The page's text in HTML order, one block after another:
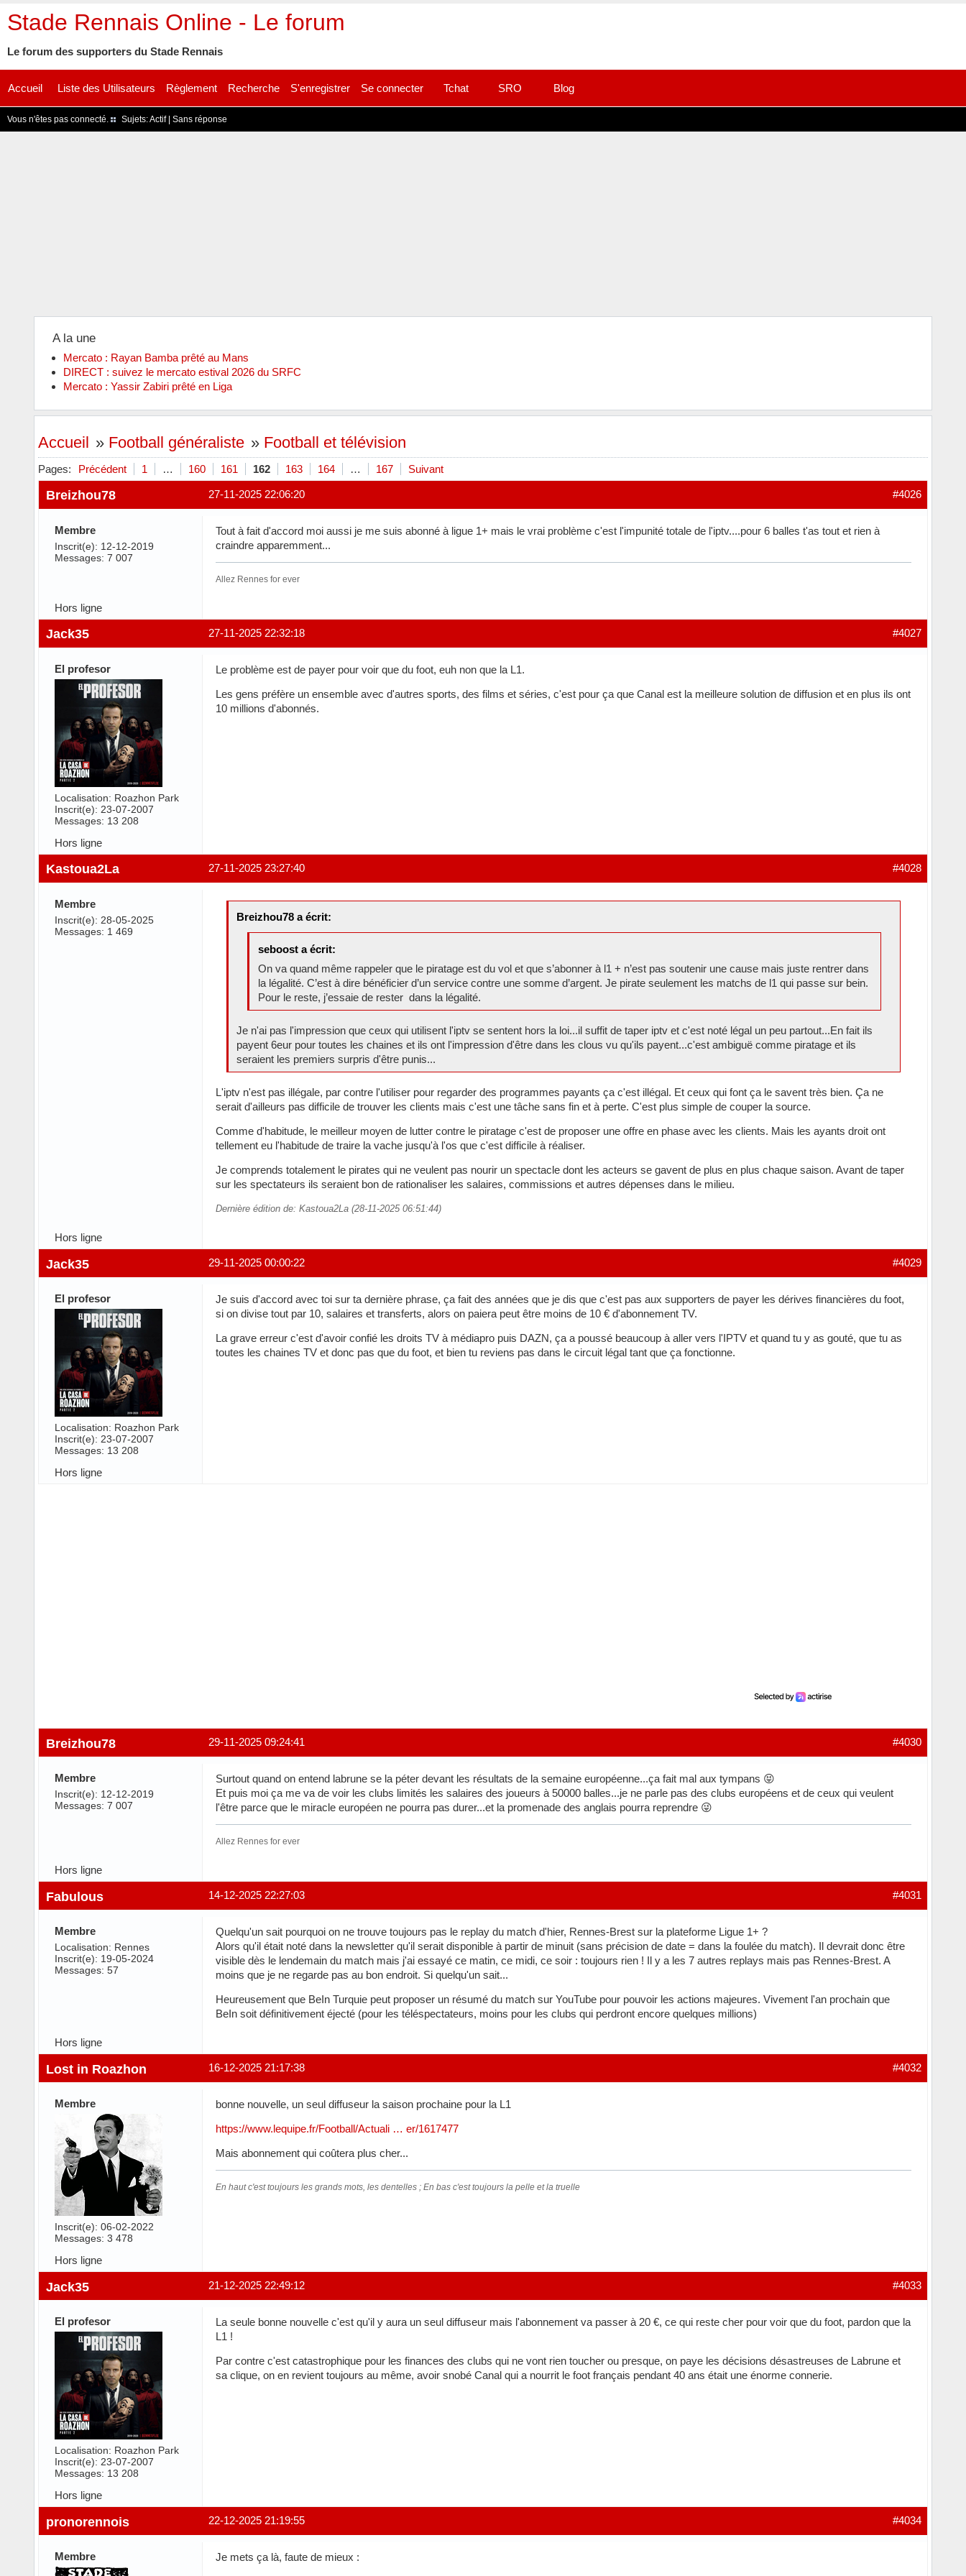
Stade Rennais Online - Le forum
Le forum des supporters du Stade Rennais
Accueil Liste des Utilisateurs Règlement Recherche S'enregistrer Se connecter Tchat SRO Blog
Vous n'êtes pas connecté. Sujets:Actif| Sans réponse
A la une
Mercato : Rayan Bamba prêté au Mans
DIRECT : suivez le mercato estival 2026 du SRFC
Mercato : Yassir Zabiri prêté en Liga
Accueil » Football généraliste » Football et télévision
Pages: Précédent 1 … 160 161 162 163 164 … 167 Suivant
#4026
27-11-2025 22:06:20
Breizhou78
Membre
Inscrit(e): 12-12-2019
Messages: 7 007
Tout à fait d'accord moi aussi je me suis abonné à ligue 1+ mais le vrai problème c'est l'impunité totale de l'iptv....pour 6 balles t'as tout et rien à
craindre apparemment...
Allez Rennes for ever
Hors ligne
#4027
27-11-2025 22:32:18
Jack35
El profesor
Localisation: Roazhon Park
Inscrit(e): 23-07-2007
Messages: 13 208
Le problème est de payer pour voir que du foot, euh non que la L1.
Les gens préfère un ensemble avec d'autres sports, des films et séries, c'est pour ça que Canal est la meilleure solution de diffusion et en plus ils ont
10 millions d'abonnés.
Hors ligne
#4028
27-11-2025 23:27:40
Kastoua2La
Membre
Inscrit(e): 28-05-2025
Messages: 1 469
Breizhou78 a écrit:
seboost a écrit:
On va quand même rappeler que le piratage est du vol et que s’abonner à l1 + n’est pas soutenir une cause mais juste rentrer dans
la légalité. C’est à dire bénéficier d’un service contre une somme d’argent. Je pirate seulement les matchs de l1 qui passe sur bein.
Pour le reste, j’essaie de rester dans la légalité.
Je n'ai pas l'impression que ceux qui utilisent l'iptv se sentent hors la loi...il suffit de taper iptv et c'est noté légal un peu partout...En fait ils
payent 6eur pour toutes les chaines et ils ont l'impression d'être dans les clous vu qu'ils payent...c'est ambiguë comme piratage et ils
seraient les premiers surpris d'être punis...
L'iptv n'est pas illégale, par contre l'utiliser pour regarder des programmes payants ça c'est illégal. Et ceux qui font ça le savent très bien. Ça ne
serait d'ailleurs pas difficile de trouver les clients mais c'est une tâche sans fin et à perte. C'est plus simple de couper la source.
Comme d'habitude, le meilleur moyen de lutter contre le piratage c'est de proposer une offre en phase avec les clients. Mais les ayants droit ont
tellement eu l'habitude de traire la vache jusqu'à l'os que c'est difficile à réaliser.
Je comprends totalement le pirates qui ne veulent pas nourir un spectacle dont les acteurs se gavent de plus en plus chaque saison. Avant de taper
sur les spectateurs ils seraient bon de rationaliser les salaires, commissions et autres dépenses dans le milieu.
Dernière édition de: Kastoua2La (28-11-2025 06:51:44)
Hors ligne
#4029
29-11-2025 00:00:22
Jack35
El profesor
Localisation: Roazhon Park
Inscrit(e): 23-07-2007
Messages: 13 208
Je suis d'accord avec toi sur ta dernière phrase, ça fait des années que je dis que c'est pas aux supporters de payer les dérives financières du foot,
si on divise tout par 10, salaires et transferts, alors on paiera peut être moins de 10 € d'abonnement TV.
La grave erreur c'est d'avoir confié les droits TV à médiapro puis DAZN, ça a poussé beaucoup à aller vers l'IPTV et quand tu y as gouté, que tu as
toutes les chaines TV et donc pas que du foot, et bien tu reviens pas dans le circuit légal tant que ça fonctionne.
Hors ligne
#4030
29-11-2025 09:24:41
Breizhou78
Membre
Inscrit(e): 12-12-2019
Messages: 7 007
Surtout quand on entend labrune se la péter devant les résultats de la semaine européenne...ça fait mal aux tympans 😝
Et puis moi ça me va de voir les clubs limités les salaires des joueurs à 50000 balles...je ne parle pas des clubs européens et de ceux qui veulent
l'être parce que le miracle européen ne pourra pas durer...et la promenade des anglais pourra reprendre 😜
Allez Rennes for ever
Hors ligne
#4031
14-12-2025 22:27:03
Fabulous
Membre
Localisation: Rennes
Inscrit(e): 19-05-2024
Messages: 57
Quelqu'un sait pourquoi on ne trouve toujours pas le replay du match d'hier, Rennes-Brest sur la plateforme Ligue 1+ ?
Alors qu'il était noté dans la newsletter qu'il serait disponible à partir de minuit (sans précision de date = dans la foulée du match). Il devrait donc être
visible dès le lendemain du match mais j'ai essayé ce matin, ce midi, ce soir : toujours rien ! Il y a les 7 autres replays mais pas Rennes-Brest. A
moins que je ne regarde pas au bon endroit. Si quelqu'un sait...
Heureusement que BeIn Turquie peut proposer un résumé du match sur YouTube pour pouvoir les actions majeures. Vivement l'an prochain que
BeIn soit définitivement éjecté (pour les téléspectateurs, moins pour les clubs qui perdront encore quelques millions)
Hors ligne
#4032
16-12-2025 21:17:38
Lost in Roazhon
Membre
Inscrit(e): 06-02-2022
Messages: 3 478
bonne nouvelle, un seul diffuseur la saison prochaine pour la L1
https://www.lequipe.fr/Football/Actuali … er/1617477
Mais abonnement qui coûtera plus cher...
En haut c'est toujours les grands mots, les dentelles ; En bas c'est toujours la pelle et la truelle
Hors ligne
#4033
21-12-2025 22:49:12
Jack35
El profesor
Localisation: Roazhon Park
Inscrit(e): 23-07-2007
Messages: 13 208
La seule bonne nouvelle c'est qu'il y aura un seul diffuseur mais l'abonnement va passer à 20 €, ce qui reste cher pour voir que du foot, pardon que la
L1 !
Par contre c'est catastrophique pour les finances des clubs qui ne vont rien toucher ou presque, on paye les décisions désastreuses de Labrune et
sa clique, on en revient toujours au même, avoir snobé Canal qui a nourrit le foot français pendant 40 ans était une énorme connerie.
Hors ligne
#4034
22-12-2025 21:19:55
pronorennois
Membre
Je mets ça là, faute de mieux :